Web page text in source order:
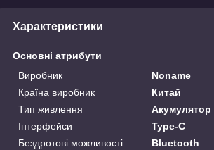
Характеристики
Основні атрибути
Виробник
Noname
Країна виробник
Китай
Тип живлення
Акумулятор
Інтерфейси
Type-C
Бездротові можливості
Bluetooth